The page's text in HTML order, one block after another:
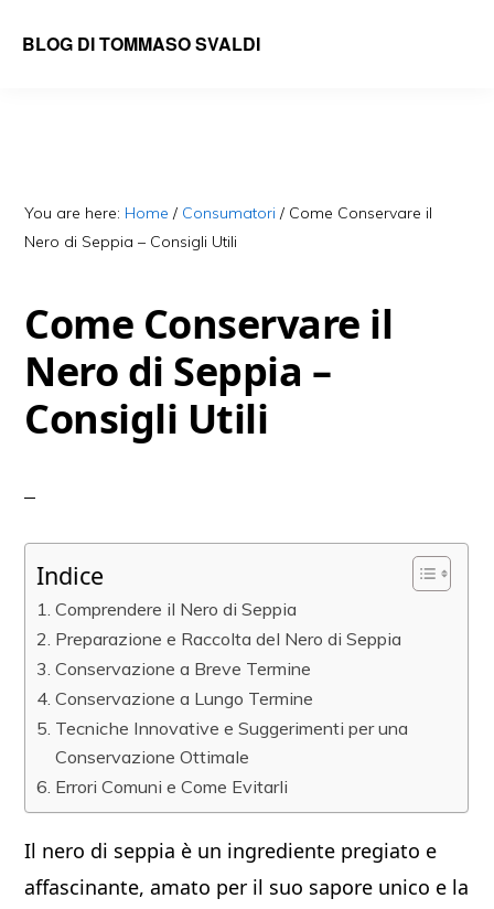
BLOG DI TOMMASO SVALDI
You are here: Home / Consumatori / Come Conservare il
Nero di Seppia – Consigli Utili
Come Conservare il
Nero di Seppia –
Consigli Utili
Indice
Comprendere il Nero di Seppia
Preparazione e Raccolta del Nero di Seppia
Conservazione a Breve Termine
Conservazione a Lungo Termine
Tecniche Innovative e Suggerimenti per una
Conservazione Ottimale
Errori Comuni e Come Evitarli
Il nero di seppia è un ingrediente pregiato e
affascinante, amato per il suo sapore unico e la